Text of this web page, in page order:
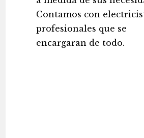
Contamos con
profesionales que se
encargaran de todo.